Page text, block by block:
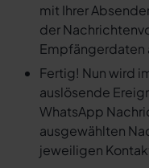
mit Ihrer
der
Empfängerdaten
Fertig! Nun wird
auslösende
WhatsApp
ausgewählten
jeweiligen